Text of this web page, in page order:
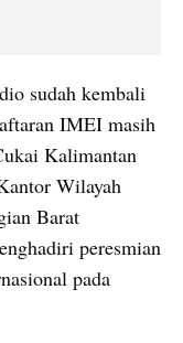
sudah kembali
IMEI masih
Kalimantan
Wilayah
Barat
peresmian
pada